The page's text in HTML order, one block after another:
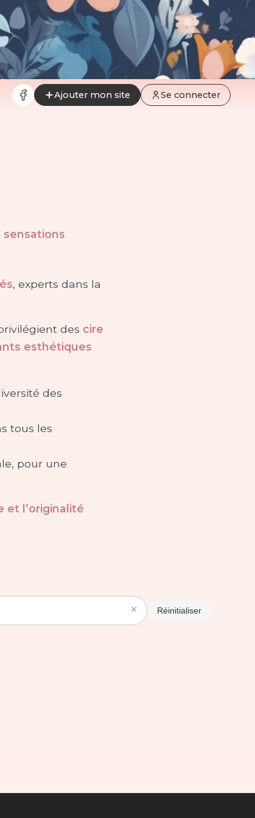
Ajouter mon site Se connecter
sensations
, experts dans la
des cire
esthétiques
des
tous les
pour une
et l’originalité
Réinitialiser